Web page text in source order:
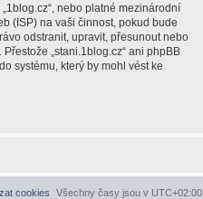
nebo platné mezinárodní
(ISP) na vaši činnost, pokud bude
odstranit, upravit, přesunout nebo
„stani.1blog.cz“ ani phpBB
systému, který by mohl vést ke
Všechny časy jsou v UTC+02:00
cookies